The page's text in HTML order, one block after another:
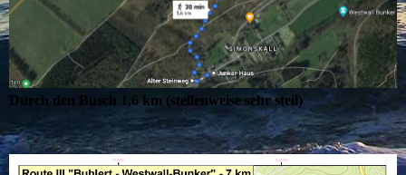
Durch den Busch 1,6 km (stellenweise sehr steil)